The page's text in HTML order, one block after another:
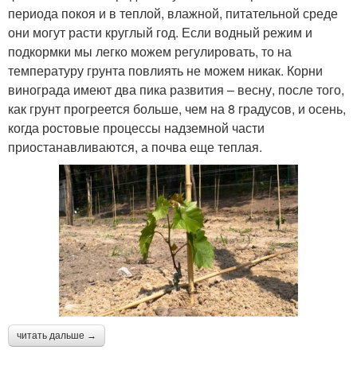
периода покоя и в теплой, влажной, питательной среде
они могут расти круглый год. Если водный режим и
подкормки мы легко можем регулировать, то на
температуру грунта повлиять не можем никак. Корни
винограда имеют два пика развития – весну, после того,
как грунт прогреется больше, чем на 8 градусов, и осень,
когда ростовые процессы надземной части
приостанавливаются, а почва еще теплая.
читать дальше →